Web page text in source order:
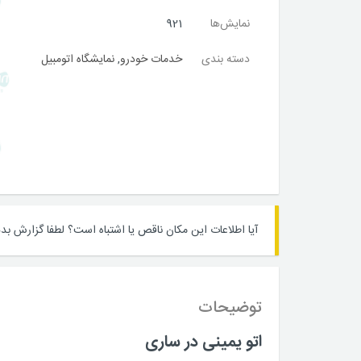
نمایش‌ها
921
دسته بندی
خدمات خودرو,نمایشگاه اتومبیل
آیا اطلاعات این مکان ناقص یا اشتباه است؟ لطفا گزارش
توضیحات
اتو یمینی در ساری